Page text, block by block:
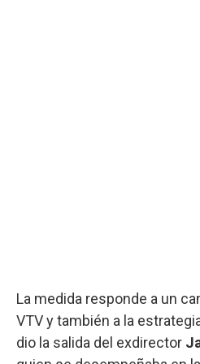
La medida responde a un
VTV y también a la
dio la salida del exdirector